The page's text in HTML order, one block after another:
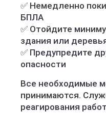
✅ Немедленно
БПЛА
✅ Отойдите
здания или
✅ Предупредите
опасности
Все необходимые
принимаются.
реагирования